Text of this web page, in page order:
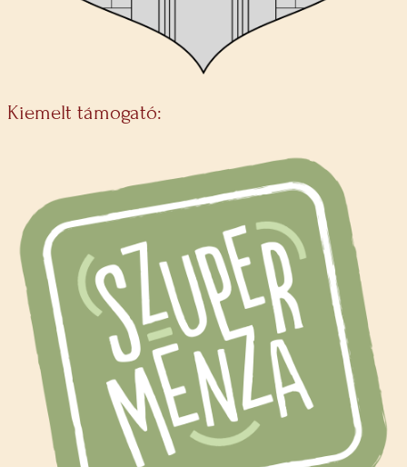
Kiemelt támogató: